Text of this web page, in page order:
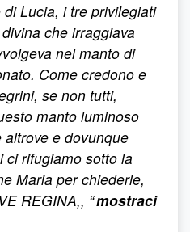
Lucia, i tre privilegiati
che irraggiava
nel manto di
Come credono e
se non tutti,
manto luminoso
e dovunque
ci rifugiamo sotto la
Maria per chiederle,
REGINA,, “mostraci